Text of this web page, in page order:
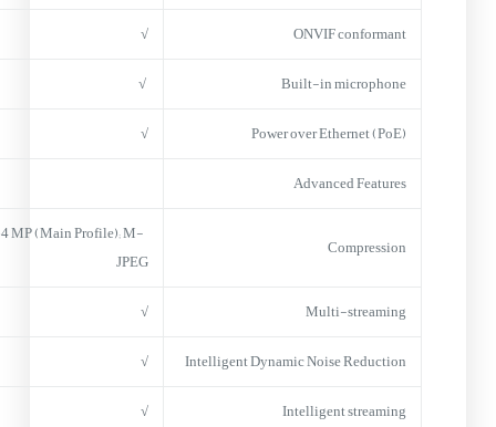
ONVIF conformant
√
Built-in microphone
√
Power over Ethernet (PoE)
√
Advanced Features
Compression
MP (Main Profile); M-
JPEG
Multi-streaming
√
Intelligent Dynamic Noise Reduction
√
Intelligent streaming
√